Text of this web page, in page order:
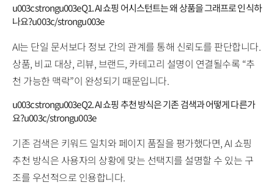
u003cstrongu003eQ1. AI 쇼핑 어시스턴트는 왜 상품을 그래프로 인식하
나요?u003c/strongu003e
AI는 단일 문서보다 정보 간의 관계를 통해 신뢰도를 판단합니다.
상품, 비교 대상, 리뷰, 브랜드, 카테고리 설명이 연결될수록 “추
천 가능한 맥락”이 완성되기 때문입니다.
u003cstrongu003eQ2. AI 쇼핑 추천 방식은 기존 검색과 어떻게 다른가
요?u003c/strongu003e
기존 검색은 키워드 일치와 페이지 품질을 평가했다면, AI 쇼핑
추천 방식은 사용자의 상황에 맞는 선택지를 설명할 수 있는 구
조를 우선적으로 인용합니다.